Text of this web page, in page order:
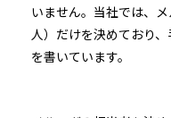
いません。当社では、
人）だけを決めており
を書いています。